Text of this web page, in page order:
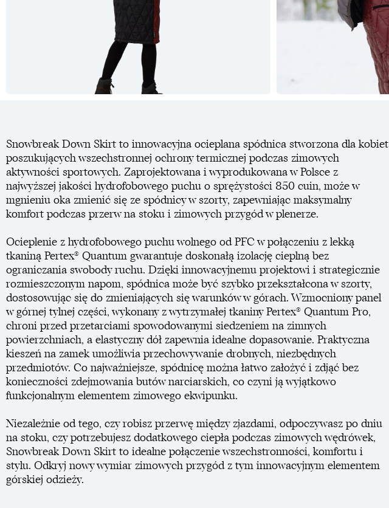
Snowbreak Down Skirt to innowacyjna ocieplana spódnica stworzona dla kobiet
poszukujących wszechstronnej ochrony termicznej podczas zimowych
aktywności sportowych. Zaprojektowana i wyprodukowana w Polsce z
najwyższej jakości hydrofobowego puchu o sprężystości 850 cuin, może w
mgnieniu oka zmienić się ze spódnicy w szorty, zapewniając maksymalny
komfort podczas przerw na stoku i zimowych przygód w plenerze.
Ocieplenie z hydrofobowego puchu wolnego od PFC w połączeniu z lekką
tkaniną Pertex® Quantum gwarantuje doskonałą izolację cieplną bez
ograniczania swobody ruchu. Dzięki innowacyjnemu projektowi i strategicznie
rozmieszczonym napom, spódnica może być szybko przekształcona w szorty,
dostosowując się do zmieniających się warunków w górach. Wzmocniony panel
w górnej tylnej części, wykonany z wytrzymałej tkaniny Pertex® Quantum Pro,
chroni przed przetarciami spowodowanymi siedzeniem na zimnych
powierzchniach, a elastyczny dół zapewnia idealne dopasowanie. Praktyczna
kieszeń na zamek umożliwia przechowywanie drobnych, niezbędnych
przedmiotów. Co najważniejsze, spódnicę można łatwo założyć i zdjąć bez
konieczności zdejmowania butów narciarskich, co czyni ją wyjątkowo
funkcjonalnym elementem zimowego ekwipunku.
Niezależnie od tego, czy robisz przerwę między zjazdami, odpoczywasz po dniu
na stoku, czy potrzebujesz dodatkowego ciepła podczas zimowych wędrówek,
Snowbreak Down Skirt to idealne połączenie wszechstronności, komfortu i
stylu. Odkryj nowy wymiar zimowych przygód z tym innowacyjnym elementem
górskiej odzieży.